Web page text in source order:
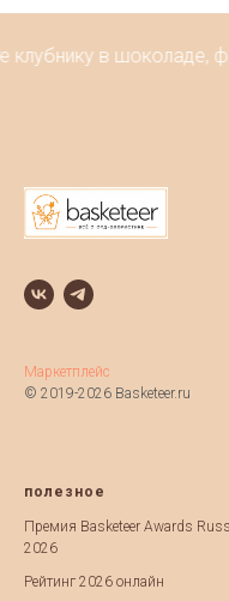
в
Маркетплейс
© 2019-2026 Basketeer.ru
полезное
Премия Basketeer Awards
2026
Рейтинг 2026 онлайн